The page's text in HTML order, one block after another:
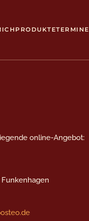
PRODUKTETERMINE
online-Angebot: